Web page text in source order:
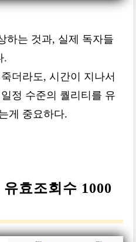
하는 것과, 실제 독자들
.
더라도, 시간이 지나서
정 수준의 퀄리티를 유
게 중요하다.
효조회수 1000